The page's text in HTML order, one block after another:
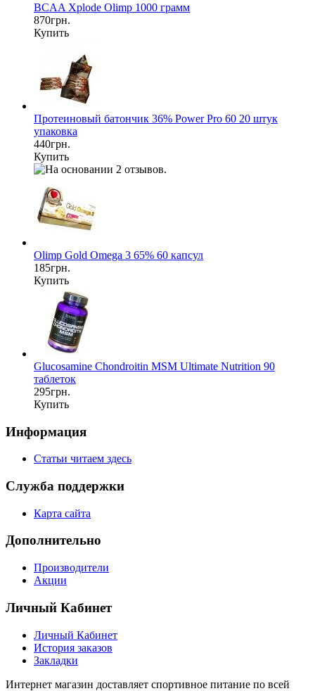
BCAA Xplode Olimp 1000 грамм
870грн.
Купить
Протеиновый батончик 36% Power Pro 60 20 штук
упаковка
440грн.
Купить
Olimp Gold Omega 3 65% 60 капсул
185грн.
Купить
Glucosamine Chondroitin MSM Ultimate Nutrition 90
таблеток
295грн.
Купить
Информация
Статьи читаем здесь
Служба поддержки
Карта сайта
Дополнительно
Производители
Акции
Личный Кабинет
Личный Кабинет
История заказов
Закладки
Интернет магазин доставляет спортивное питание по всей